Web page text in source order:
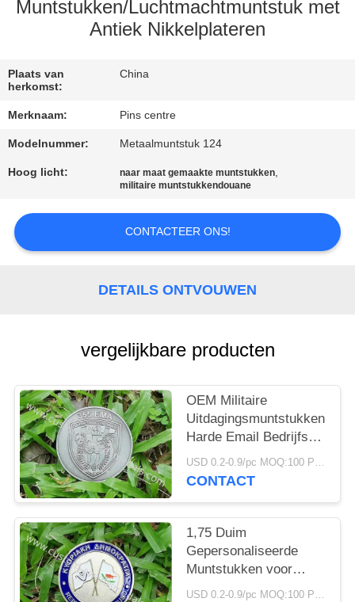
NIEUWS
SITEMAP
PRIVACY
POLICY
Muntstukken/Luchtmachtmuntstuk met
Antiek Nikkelplateren
Plaats van
herkomst:
China
Merknaam: Pins centre
Modelnummer: Metaalmuntstuk 124
Hoog licht: naar maat gemaakte muntstukken,
militaire muntstukkendouane
CONTACTEER ONS!
DETAILS ONTVOUWEN
vergelijkbare producten
OEM Militaire
Uitdagingsmuntstukken,
Harde Email Bedrijfs
Promotie
Herdenkingsmuntstukken
USD 0.2-0.9/pc MOQ:100 PCs per ontwerp
CONTACT
1,75 Duim
Gepersonaliseerde
Muntstukken voor
Politie en Leger, MarineUSD 0.2-0.9/pc MOQ:100 PCs per ontwerp